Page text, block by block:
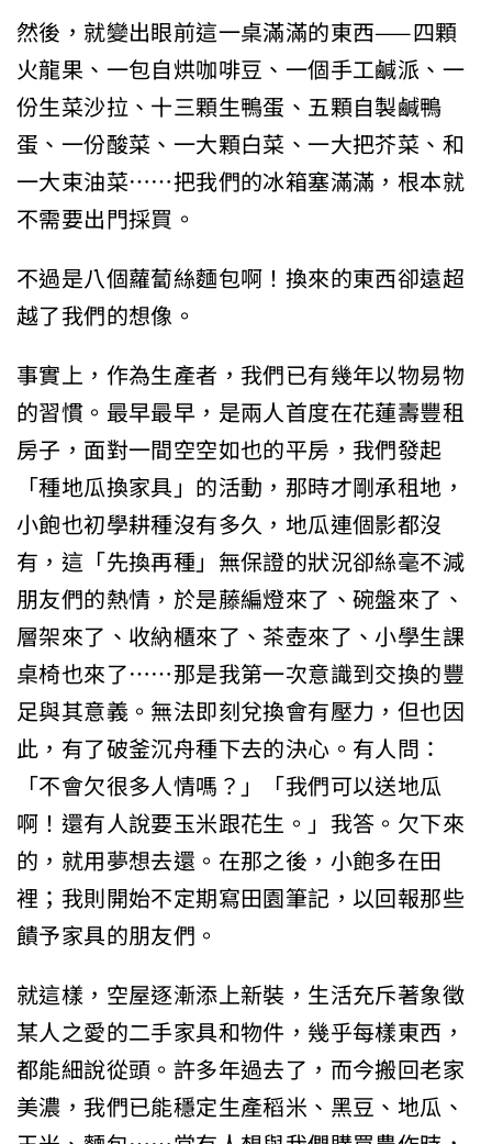
然後，就變出眼前這一桌滿滿的東西——四顆
火龍果、一包自烘咖啡豆、一個手工鹹派、一
份生菜沙拉、十三顆生鴨蛋、五顆自製鹹鴨
蛋、一份酸菜、一大顆白菜、一大把芥菜、和
一大束油菜……把我們的冰箱塞滿滿，根本就
不需要出門採買。
不過是八個蘿蔔絲麵包啊！換來的東西卻遠超
越了我們的想像。
事實上，作為生產者，我們已有幾年以物易物
的習慣。最早最早，是兩人首度在花蓮壽豐租
房子，面對一間空空如也的平房，我們發起
「種地瓜換家具」的活動，那時才剛承租地，
小飽也初學耕種沒有多久，地瓜連個影都沒
有，這「先換再種」無保證的狀況卻絲毫不減
朋友們的熱情，於是藤編燈來了、碗盤來了、
層架來了、收納櫃來了、茶壺來了、小學生課
桌椅也來了……那是我第一次意識到交換的豐
足與其意義。無法即刻兌換會有壓力，但也因
此，有了破釜沉舟種下去的決心。有人問：
「不會欠很多人情嗎？」「我們可以送地瓜
啊！還有人說要玉米跟花生。」我答。欠下來
的，就用夢想去還。在那之後，小飽多在田
裡；我則開始不定期寫田園筆記，以回報那些
饋予家具的朋友們。
就這樣，空屋逐漸添上新裝，生活充斥著象徵
某人之愛的二手家具和物件，幾乎每樣東西，
都能細說從頭。許多年過去了，而今搬回老家
美濃，我們已能穩定生產稻米、黑豆、地瓜、